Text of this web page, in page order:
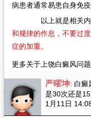
病患者通常易患自身免
以上就是相关内
和规律的作息，不要过
症的加重。
更多关于上饶白癜风问题
严曜坤: 白癜
是30次还是
1月11日